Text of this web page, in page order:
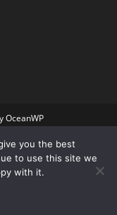
OceanWP
you the best
to use this site we
with it.